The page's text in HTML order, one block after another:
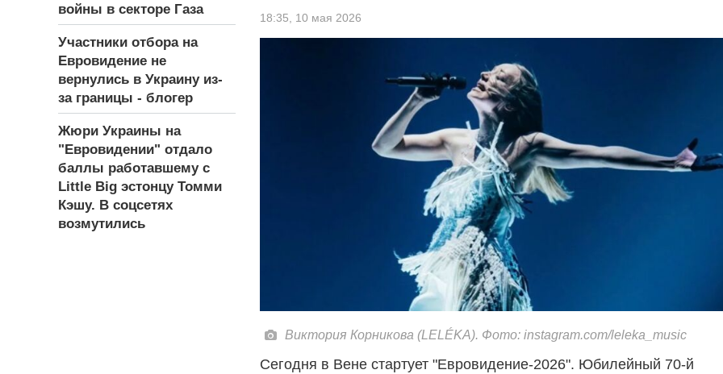
войны в секторе Газа
Участники отбора на
Евровидение не
вернулись в Украину из-
за границы - блогер
Жюри Украины на
"Евровидении" отдало
баллы работавшему с
Little Big эстонцу Томми
Кэшу. В соцсетях
возмутились
18:35, 10 мая 2026
Виктория Корникова (LELÉKA). Фото: instagram.com/leleka_music
Сегодня в Вене стартует "Евровидение-2026". Юбилейный 70-й